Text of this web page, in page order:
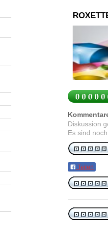
Diskussion
Es sind
Teilen